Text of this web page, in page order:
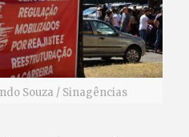
Souza / Sinagências